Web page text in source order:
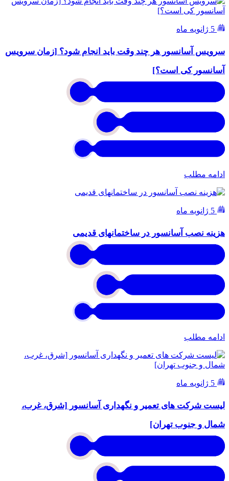
سرویس آسانسور هر چند وقت باید انجام شود؟ [زمان سرویس
آسانسور کی است؟]
ادامه مطلب
هزینه نصب آسانسور در ساختمانهای قدیمی
ادامه مطلب
لیست شرکت های تعمیر و نگهداری آسانسور [شرق، غرب،
شمال و جنوب تهران]